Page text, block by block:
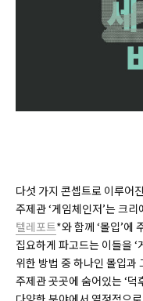
다섯 가지 콘셉트로 이루어
주제관 ‘게임체인저’는 크
텔레포트*와 함께 ‘몰입’에
집요하게 파고드는 이들을
위한 방법 중 하나인 몰입과
주제관 곳곳에 숨어있는 ‘덕